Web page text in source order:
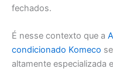
fechados.
É nesse contexto que a
condicionado Komeco
altamente especializada